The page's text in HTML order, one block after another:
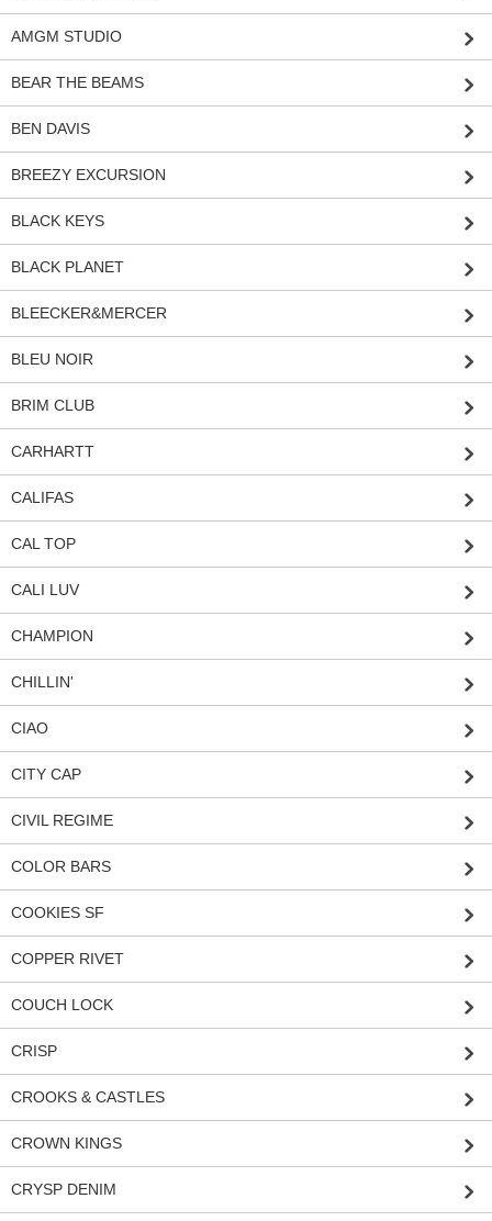
AMGM STUDIO
BEAR THE BEAMS
BEN DAVIS
BREEZY EXCURSION
BLACK KEYS
BLACK PLANET
BLEECKER&MERCER
BLEU NOIR
BRIM CLUB
CARHARTT
CALIFAS
CAL TOP
CALI LUV
CHAMPION
CHILLIN'
CIAO
CITY CAP
CIVIL REGIME
COLOR BARS
COOKIES SF
COPPER RIVET
COUCH LOCK
CRISP
CROOKS & CASTLES
CROWN KINGS
CRYSP DENIM